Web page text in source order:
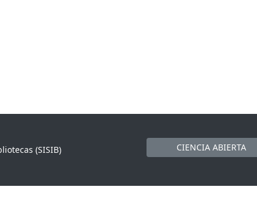
(SISIB)
CIENCIA ABIERTA